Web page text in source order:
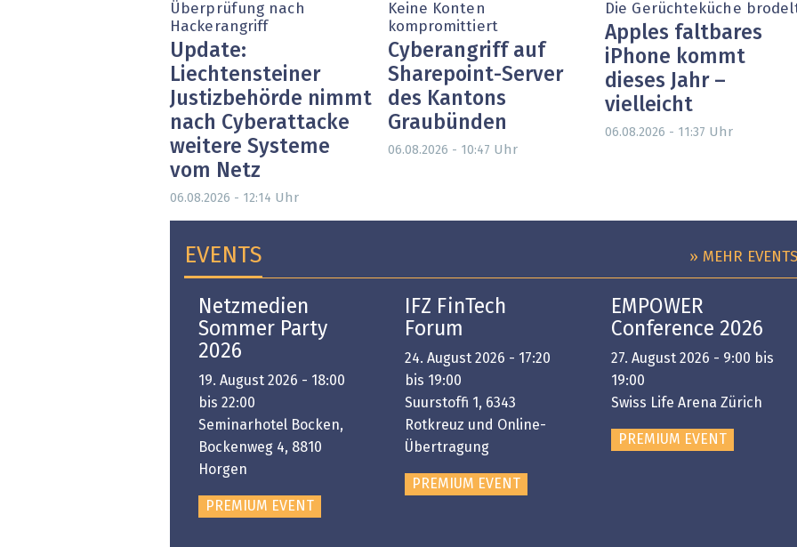
Überprüfung nach
Hackerangriff
Update:
Liechtensteiner
Justizbehörde nimmt
nach Cyberattacke
weitere Systeme
vom Netz
06.08.2026 - 12:14 Uhr
Keine Konten
kompromittiert
Cyberangriff auf
Sharepoint-Server
des Kantons
Graubünden
06.08.2026 - 10:47 Uhr
Die Gerüchteküche
Apples faltbares
iPhone kommt
dieses Jahr –
vielleicht
06.08.2026 - 11:37 Uhr
EVENTS » MEHR EVENTS
Netzmedien
Sommer Party
2026
19. August 2026 - 18:00
bis 22:00
Seminarhotel Bocken,
Bockenweg 4, 8810
Horgen
PREMIUM EVENT
IFZ FinTech
Forum
24. August 2026 - 17:20
bis 19:00
Suurstoffi 1, 6343
Rotkreuz und Online-
Übertragung
PREMIUM EVENT
EMPOWER
Conference 2026
27. August 2026 - 9:00 bis
19:00
Swiss Life Arena Zürich
PREMIUM EVENT